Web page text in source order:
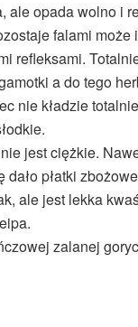
ale opada wolno i
falami
refleksami.
a do tego
nie kładzie
jest ciężkie.
płatki
ale jest lekka
zalanej